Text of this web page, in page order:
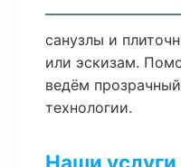
санузлы и
или эскизам.
ведём
технологии.
Наши услуги